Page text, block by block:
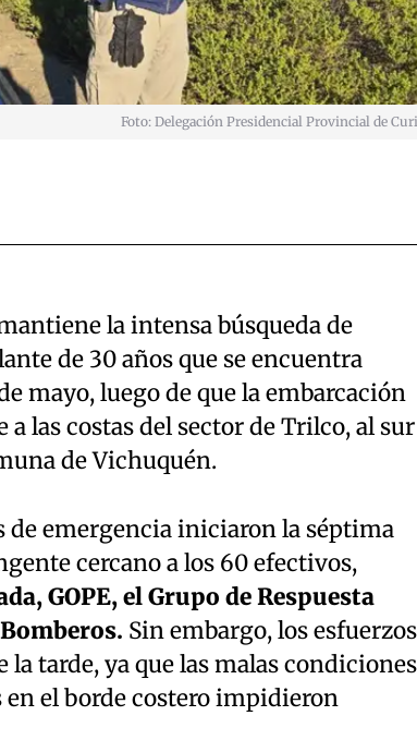
Foto: Delegación Presidencial Provincial de
la intensa búsqueda de
de 30 años que se encuentra
mayo, luego de que la embarcación
las costas del sector de Trilco, al sur
de Vichuquén.
emergencia iniciaron la séptima
cercano a los 60 efectivos,
GOPE, el Grupo de Respuesta
Sin embargo, los esfuerzos
tarde, ya que las malas condiciones
el borde costero impidieron